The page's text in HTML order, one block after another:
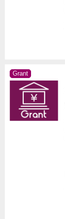
Grant